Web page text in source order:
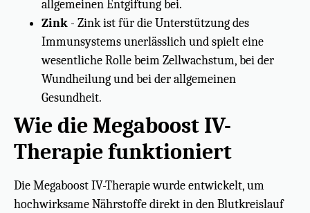
allgemeinen Entgiftung bei.
Zink - Zink ist für die Unterstützung des
Immunsystems unerlässlich und spielt eine
wesentliche Rolle beim Zellwachstum, bei der
Wundheilung und bei der allgemeinen
Gesundheit.
Wie die Megaboost IV-
Therapie funktioniert
Die Megaboost IV-Therapie wurde entwickelt, um
hochwirksame Nährstoffe direkt in den Blutkreislauf